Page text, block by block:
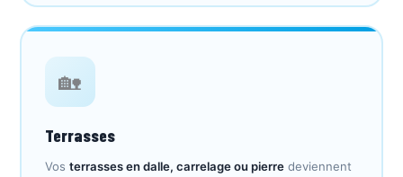
🏡
Terrasses
Vos terrasses en dalle, carrelage ou pierredeviennent